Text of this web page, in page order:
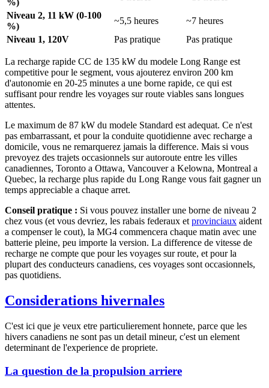
%)
Niveau 2, 11 kW (0-100
%)
~5,5 heures
~7 heures
Niveau 1, 120V
Pas pratique Pas pratique
La recharge rapide CC de 135 kW du modele Long Range est
competitive pour le segment, vous ajouterez environ 200 km
d'autonomie en 20-25 minutes a une borne rapide, ce qui est
suffisant pour rendre les voyages sur route viables sans longues
attentes.
Le maximum de 87 kW du modele Standard est adequat. Ce n'est
pas embarrassant, et pour la conduite quotidienne avec recharge a
domicile, vous ne remarquerez jamais la difference. Mais si vous
prevoyez des trajets occasionnels sur autoroute entre les villes
canadiennes, Toronto a Ottawa, Vancouver a Kelowna, Montreal a
Quebec, la recharge plus rapide du Long Range vous fait gagner un
temps appreciable a chaque arret.
Conseil pratique : Si vous pouvez installer une borne de niveau 2
chez vous (et vous devriez, les rabais federaux et provinciaux aident
a compenser le cout), la MG4 commencera chaque matin avec une
batterie pleine, peu importe la version. La difference de vitesse de
recharge ne compte que pour les voyages sur route, et pour la
plupart des conducteurs canadiens, ces voyages sont occasionnels,
pas quotidiens.
Considerations hivernales
C'est ici que je veux etre particulierement honnete, parce que les
hivers canadiens ne sont pas un detail mineur, c'est un element
determinant de l'experience de propriete.
La question de la propulsion arriere